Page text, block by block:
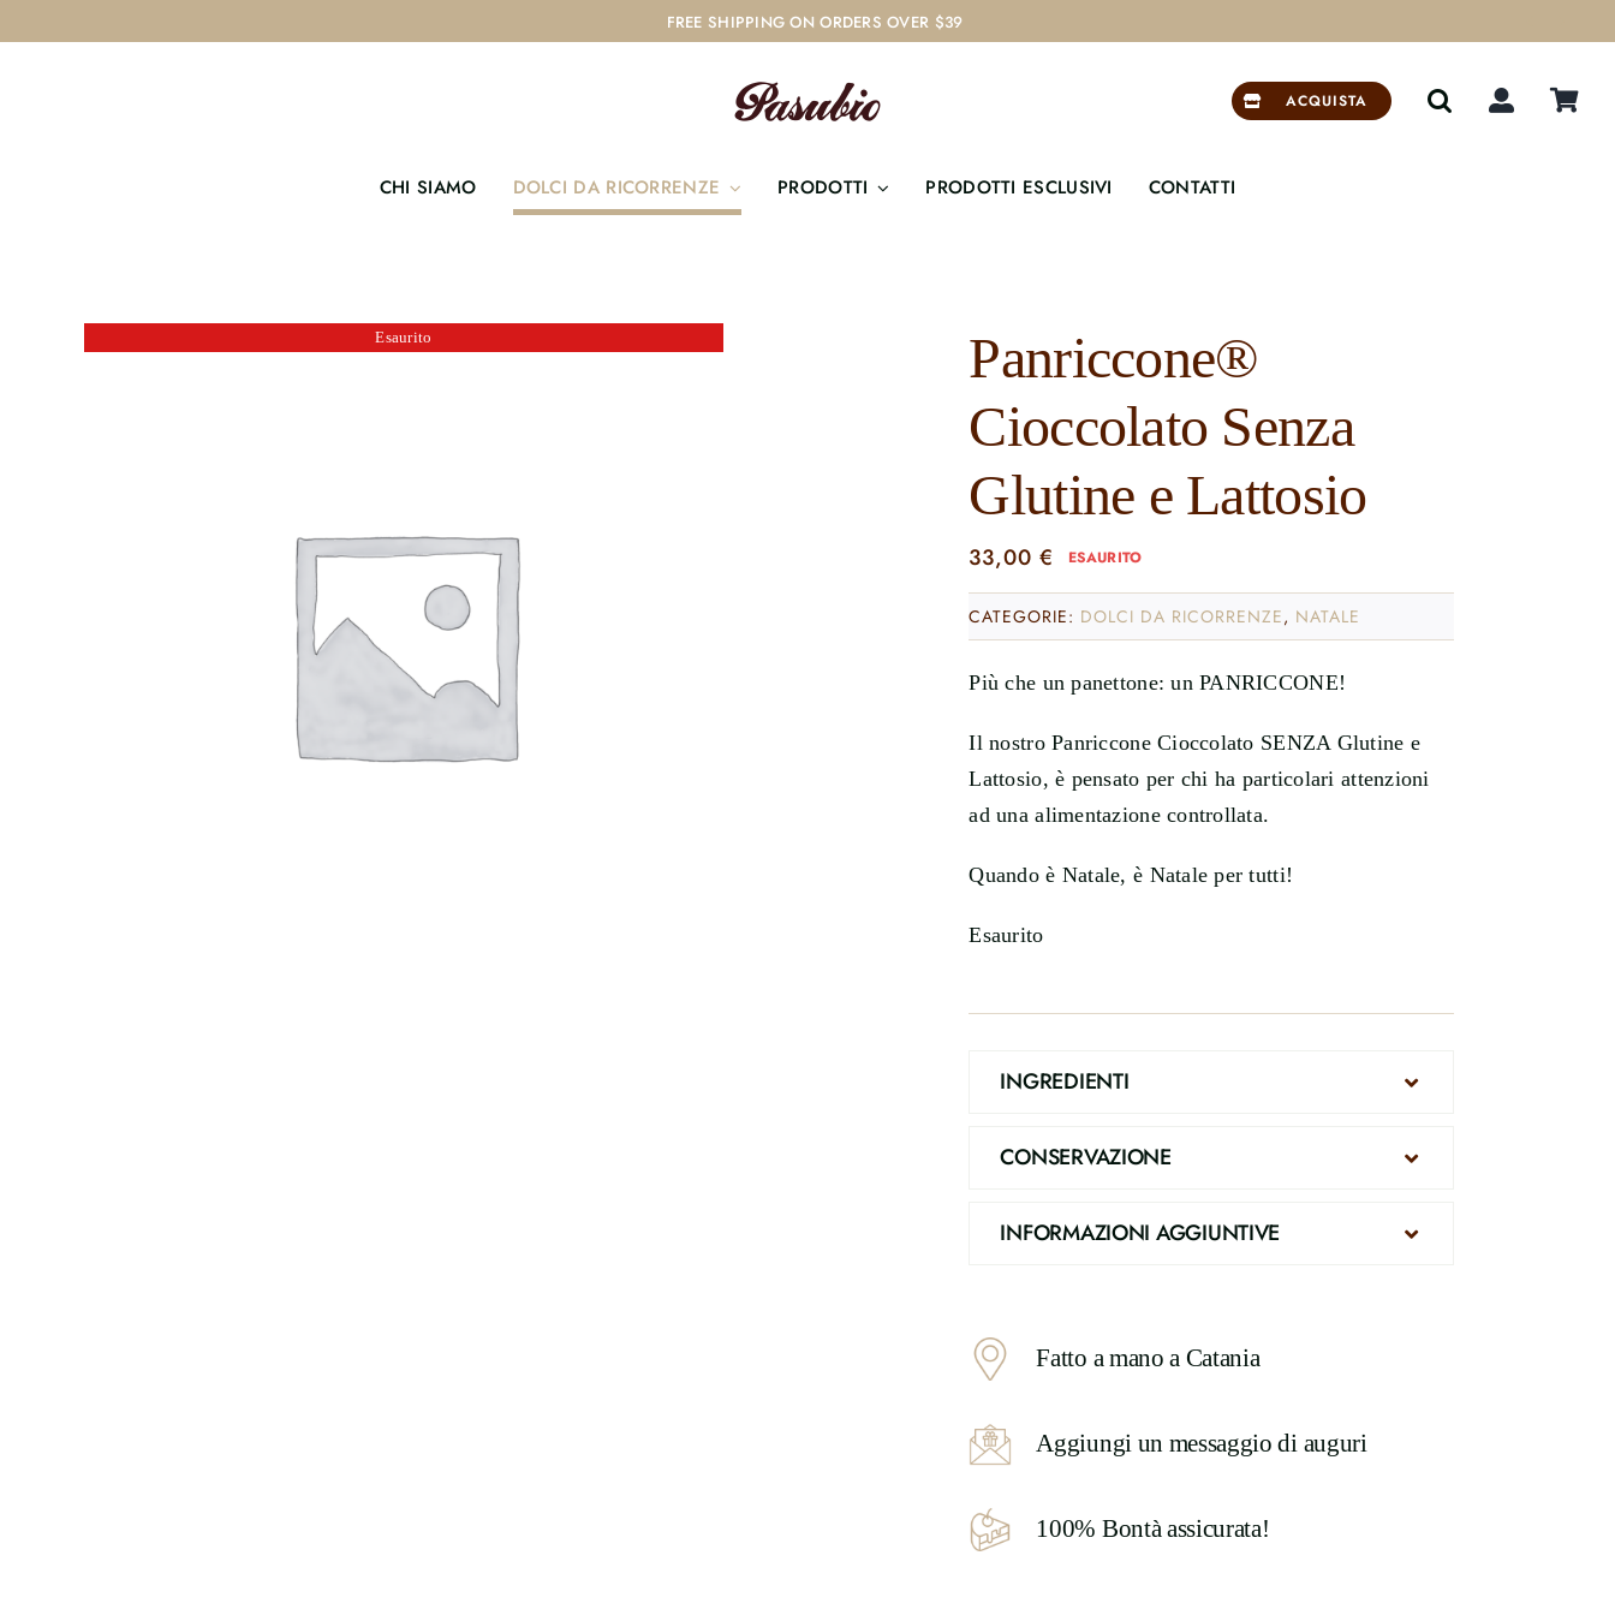
FREE SHIPPING ON ORDERS OVER $39
ACQUISTA
CHI SIAMO DOLCI DA RICORRENZE PRODOTTI PRODOTTI ESCLUSIVI CONTATTI
Esaurito
Panriccone®
Cioccolato Senza
Glutine e Lattosio
33,00€ ESAURITO
CATEGORIE: DOLCI DA RICORRENZE, NATALE
Più che un panettone: un PANRICCONE!
Il nostro Panriccone Cioccolato SENZA Glutine e
Lattosio, è pensato per chi ha particolari attenzioni
ad una alimentazione controllata.
Quando è Natale, è Natale per tutti!
Esaurito
INGREDIENTI
CONSERVAZIONE
INFORMAZIONI AGGIUNTIVE
Fatto a mano a Catania
Aggiungi un messaggio di auguri
100% Bontà assicurata!